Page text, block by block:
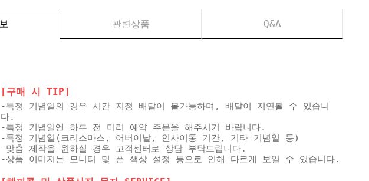
관련상품 Q&A
[구매 시 TIP]
-특정 기념일의 경우 시간 지정 배달이 불가능하며, 배달이 지연될 수 있습니
다.
-특정 기념일엔 하루 전 미리 예약 주문을 해주시기 바랍니다.
-특정 기념일(크리스마스, 어버이날, 인사이동 기간, 기타 기념일 등)
-맞춤 제작을 원하실 경우 고객센터로 상담 부탁드립니다.
-상품 이미지는 모니터 및 폰 색상 설정 등으로 인해 다르게 보일 수 있습니다.